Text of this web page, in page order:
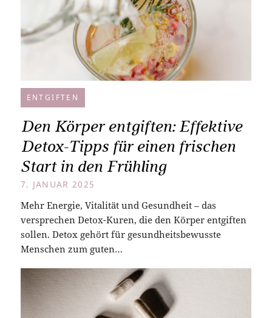
ENTGIFTEN
Den Körper entgiften: Effektive
Detox-Tipps für einen frischen
Start in den Frühling
7. JANUAR 2025
Mehr Energie, Vitalität und Gesundheit – das
versprechen Detox-Kuren, die den Körper entgiften
sollen. Detox gehört für gesundheitsbewusste
Menschen zum guten…